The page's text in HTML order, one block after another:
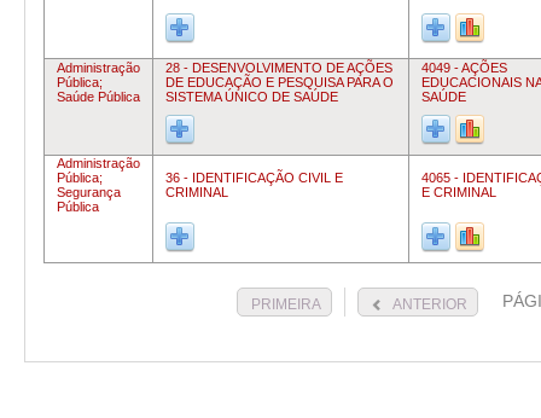
Administração
Pública;
Saúde Pública
28 - DESENVOLVIMENTO DE AÇÕES
DE EDUCAÇÃO E PESQUISA PARA O
SISTEMA ÚNICO DE SAÚDE
4049 - AÇÕES
EDUCACIONAIS
SAÚDE
Administração
Pública;
Segurança
Pública
36 - IDENTIFICAÇÃO CIVIL E
CRIMINAL
4065 -
E CRIMINAL
PRIMEIRA ANTERIOR